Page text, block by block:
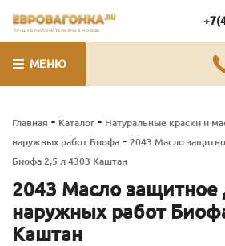
ЛУЧШИЕ ПИЛОМАТЕРИАЛЫ В МОСКВЕ
МЕНЮ
Главная - Каталог - Натуральные краски и
наружных работ Биофа - 2043 Масло
Биофа 2,5 л 4303 Каштан
2043 Масло защитное
наружных работ
Каштан